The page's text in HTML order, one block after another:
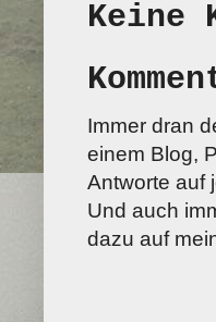
Keine
Immer dran
einem Blog,
Antworte auf
Und auch
dazu auf